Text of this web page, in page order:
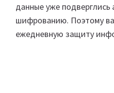
данные уже подверглись
шифрованию. Поэтому
ежедневную защиту